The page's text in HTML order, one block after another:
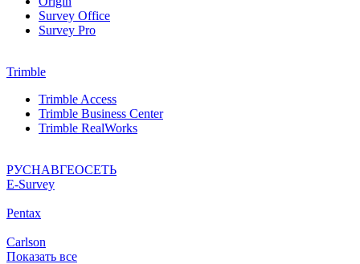
Survey Office
Survey Pro
Trimble
Trimble Access
Trimble Business Center
Trimble RealWorks
РУСНАВГЕОСЕТЬ
Е-Survey
Pentax
Carlson
Показать все